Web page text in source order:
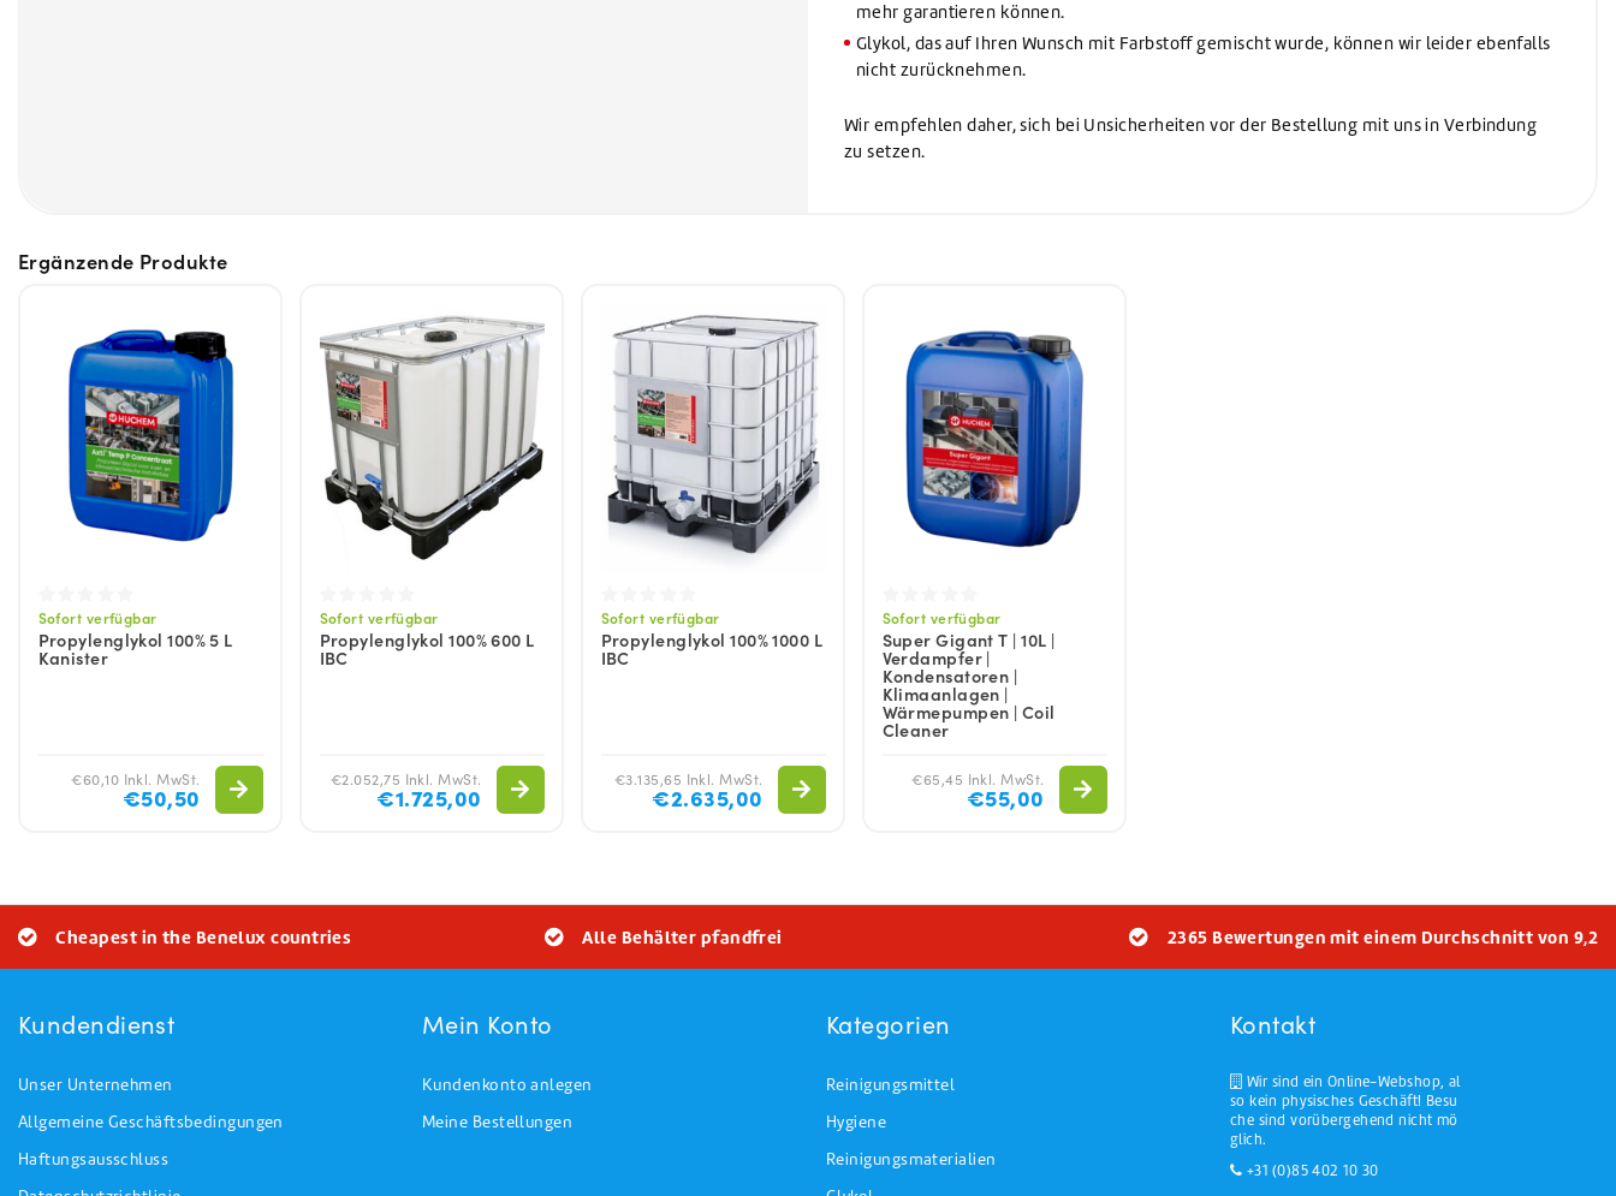
mehr garantieren können.
Glykol, das auf Ihren Wunsch mit Farbstoff gemischt wurde, können wir leider ebenfalls
nicht zurücknehmen.
Wir empfehlen daher, sich bei Unsicherheiten vor der Bestellung mit uns in Verbindung
zu setzen.
Ergänzende Produkte
Sofort verfügbar
Propylenglykol 100% 5 L
Kanister
€60,10 Inkl. MwSt.
€50,50
Sofort verfügbar
Propylenglykol 100% 600 L
IBC
€2.052,75 Inkl. MwSt.
€1.725,00
Sofort verfügbar
Propylenglykol 100% 1000 L
IBC
€3.135,65 Inkl. MwSt.
€2.635,00
Sofort verfügbar
Super Gigant T | 10L |
Verdampfer |
Kondensatoren |
Klimaanlagen |
Wärmepumpen | Coil
Cleaner
€65,45 Inkl. MwSt.
€55,00
Cheapest in the Benelux countries Alle Behälter pfandfrei 2365 Bewertungen mit einem Durchschnitt von 9,2
Kundendienst
Unser Unternehmen
Allgemeine Geschäftsbedingungen
Haftungsausschluss
Mein Konto
Kundenkonto anlegen
Meine Bestellungen
Kategorien
Reinigungsmittel
Hygiene
Reinigungsmaterialien
Kontakt
Wir sind ein Online-Webshop, al
so kein physisches Geschäft! Besu
che sind vorübergehend nicht mö
glich.
+31 (0)85 402 10 30